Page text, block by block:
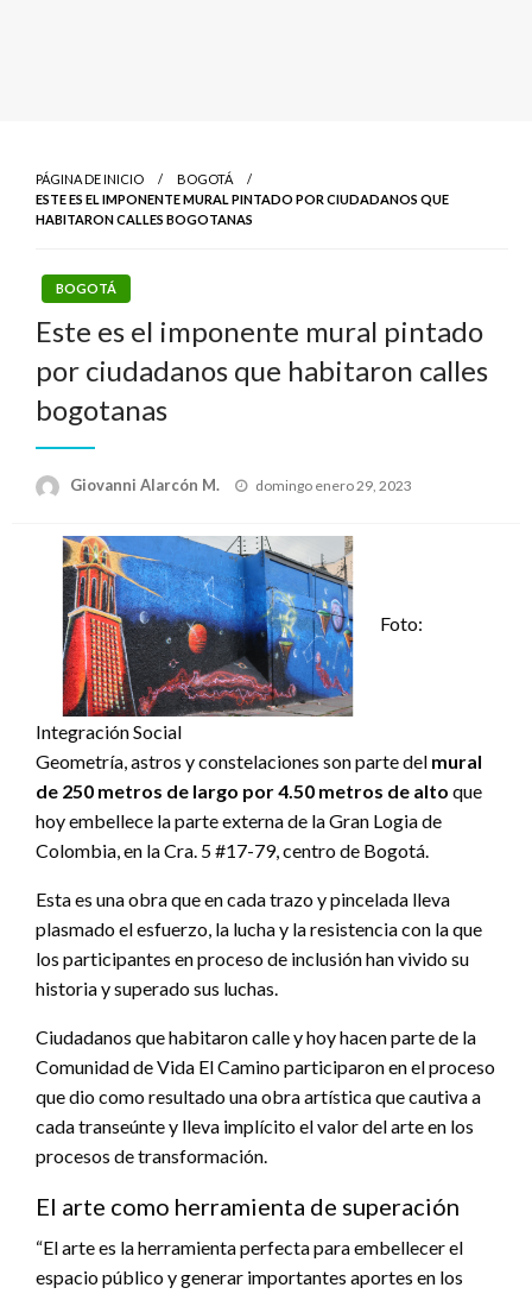
PÁGINA DE INICIO
BOGOTÁ
ESTE ES EL IMPONENTE MURAL PINTADO POR CIUDADANOS QUE
HABITARON CALLES BOGOTANAS
BOGOTÁ
Este es el imponente mural pintado
por ciudadanos que habitaron calles
bogotanas
Giovanni Alarcón M.
Publicado
domingo enero 29, 2023
Foto:
Integración Social
Geometría, astros y constelaciones son parte del mural
de 250 metros de largo por 4.50 metros de alto que
hoy embellece la parte externa de la Gran Logia de
Colombia, en la Cra. 5 #17-79, centro de Bogotá.
Esta es una obra que en cada trazo y pincelada lleva
plasmado el esfuerzo, la lucha y la resistencia con la que
los participantes en proceso de inclusión han vivido su
historia y superado sus luchas.
Ciudadanos que habitaron calle y hoy hacen parte de la
Comunidad de Vida El Camino participaron en el proceso
que dio como resultado una obra artística que cautiva a
cada transeúnte y lleva implícito el valor del arte en los
procesos de transformación.
El arte como herramienta de superación
“El arte es la herramienta perfecta para embellecer el
espacio público y generar importantes aportes en los